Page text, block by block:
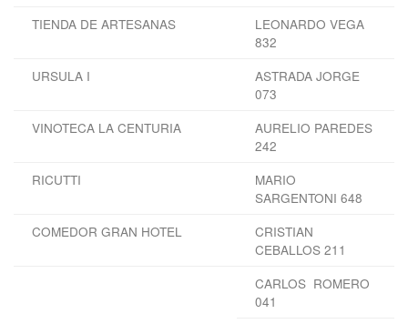
TIENDA DE ARTESANAS
LEONARDO VEGA
832
URSULA I
ASTRADA JORGE
073
VINOTECA LA CENTURIA
AURELIO PAREDES
242
RICUTTI
MARIO
SARGENTONI 648
COMEDOR GRAN HOTEL
CRISTIAN
CEBALLOS 211
CARLOS ROMERO
041